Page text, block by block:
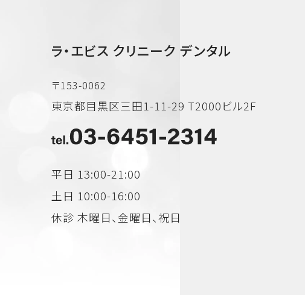
ラ・エビス クリニーク デンタル
〒153-0062
東京都目黒区三田1-11-29 T2000ビル2F
平日 13:00-21:00
土日 10:00-16:00
休診 木曜日、金曜日、祝日